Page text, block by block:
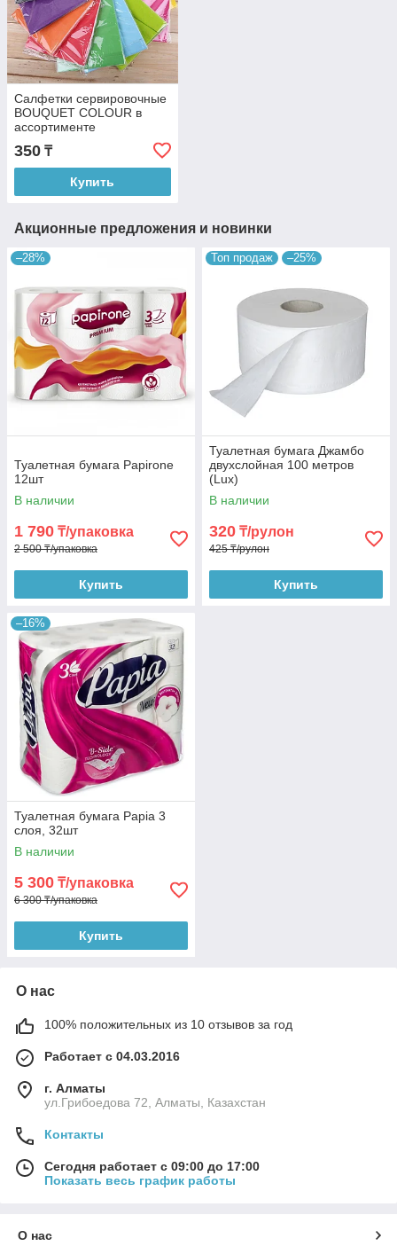
Салфетки сервировочные
BOUQUET COLOUR в
ассортименте
350 ₸
Купить
Акционные предложения и новинки
–28%
Туалетная бумага Papirone
12шт
В наличии
1 790 ₸/упаковка
2 500 ₸/упаковка
Купить
Топ продаж –25%
Туалетная бумага Джамбо
двухслойная 100 метров
(Lux)
В наличии
320 ₸/рулон
425 ₸/рулон
Купить
–16%
Туалетная бумага Papia 3
слоя, 32шт
В наличии
5 300 ₸/упаковка
6 300 ₸/упаковка
Купить
О нас
100% положительных из 10 отзывов за год
Работает с 04.03.2016
г. Алматы
ул.Грибоедова 72, Алматы, Казахстан
Контакты
Сегодня работает с 09:00 до 17:00
Показать весь график работы
О нас